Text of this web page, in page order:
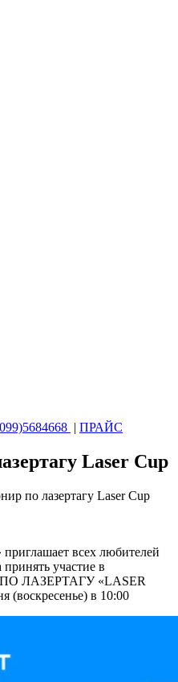
| ПРАЙС
Laser Cup
по лазертагу Laser Cup
всех любителей
участие в
ЛАЗЕРТАГУ «LASER
(воскресенье) в 10:00